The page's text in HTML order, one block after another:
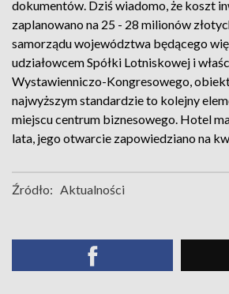
dokumentów. Dziś wiadomo, że koszt
zaplanowano na 25 - 28 milionów
samorządu województwa będącego
udziałowcem Spółki Lotniskowej i
Wystawienniczo-Kongresowego,
najwyższym standardzie to kolejny
miejscu centrum biznesowego. Hotel
lata, jego otwarcie zapowiedziano na
Źródło: Aktualności